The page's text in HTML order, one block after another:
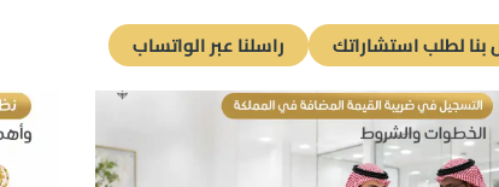
بنا لطلب استشاراتك راسلنا عبر الواتساب